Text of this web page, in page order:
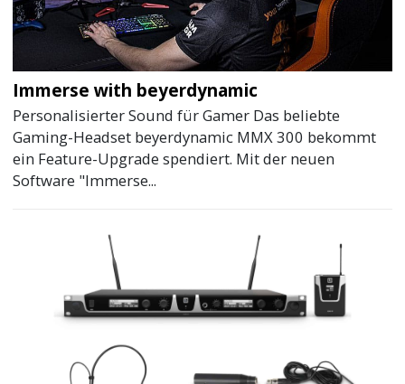
Immerse with beyerdynamic
Personalisierter Sound für Gamer Das beliebte
Gaming-Headset beyerdynamic MMX 300 bekommt
ein Feature-Upgrade spendiert. Mit der neuen
Software "Immerse...